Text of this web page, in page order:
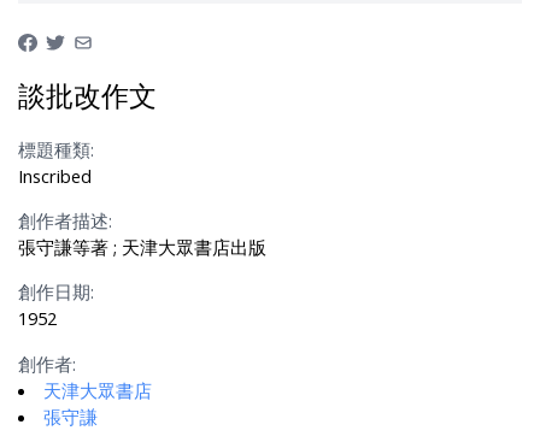
談批改作文
標題種類:
Inscribed
創作者描述:
張守謙等著 ; 天津大眾書店出版
創作日期:
1952
創作者:
天津大眾書店
張守謙